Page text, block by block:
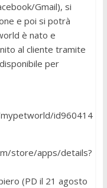
Gmail), si
e poi si potrà
è nato e
al cliente tramite
per
id960414
store/apps/details?
(PD il 21 agosto